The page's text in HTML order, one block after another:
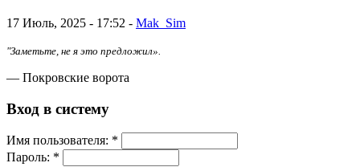
17 Июль, 2025 - 17:52 - Mak_Sim
"Заметьте, не я это предложил».
— Покровские ворота
Вход в систему
Имя пoльзовaтeля: *
Пароль: *